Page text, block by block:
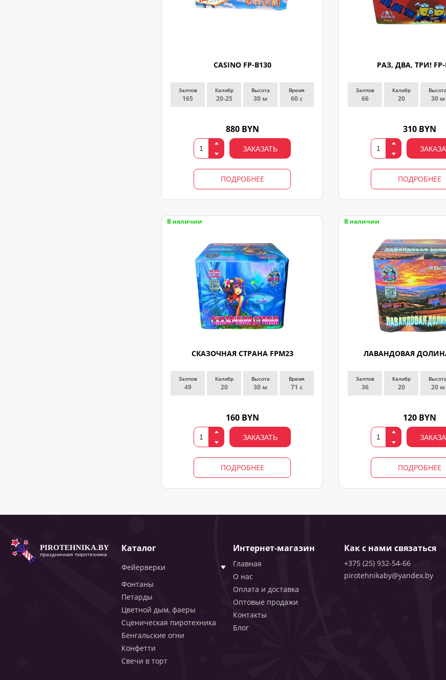
CASINO FP-B130
Залпов
165
Калибр
20-25
Высота
30 м
Время
60 с
880 BYN
ЗАКАЗАТЬ
ПОДРОБНЕЕ
РАЗ, ДВА, ТРИ! FP-
Залпов
66
Калибр
20
Высота
30 м
310 BYN
ПОДРОБНЕЕ
В наличии
СКАЗОЧНАЯ СТРАНА FPM23
Залпов
49
Калибр
20
Высота
30 м
Время
71 с
160 BYN
ЗАКАЗАТЬ
ПОДРОБНЕЕ
В наличии
ЛАВАНДОВАЯ
Залпов
36
Калибр
20
Высота
20 м
120 BYN
ПОДРОБНЕЕ
PIROTEHNIKA.BY
праздничная пиротехника
Каталог
Фейерверки
Фонтаны
Петарды
Цветной дым, фаеры
Сценическая пиротехника
Бенгальские огни
Конфетти
Свечи в торт
Интернет-магазин
Главная
О нас
Оплата и доставка
Оптовые продажи
Контакты
Блог
Как с нами связаться
+375 (25) 932-54-66
pirotehnikaby@yandex.by